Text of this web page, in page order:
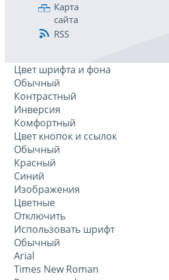
Карта
сайта
RSS
Цвет шрифта и фона
Обычный
Контрастный
Инверсия
Комфортный
Цвет кнопок и ссылок
Обычный
Красный
Синий
Изображения
Цветные
Отключить
Использовать шрифт
Обычный
Arial
Times New Roman